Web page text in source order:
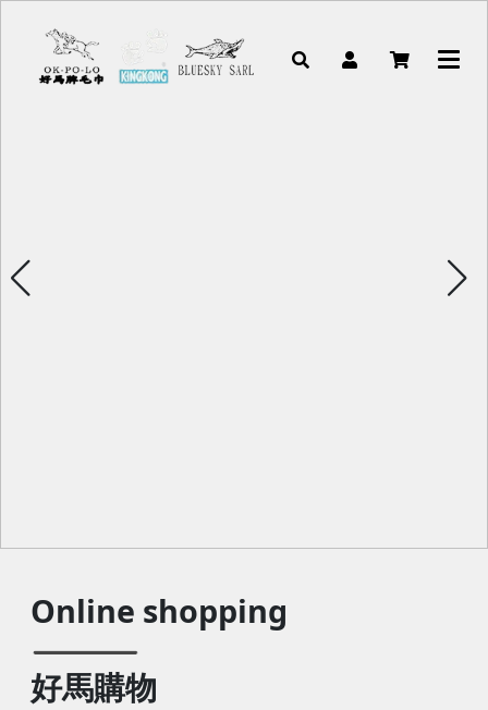
Online shopping
好馬購物